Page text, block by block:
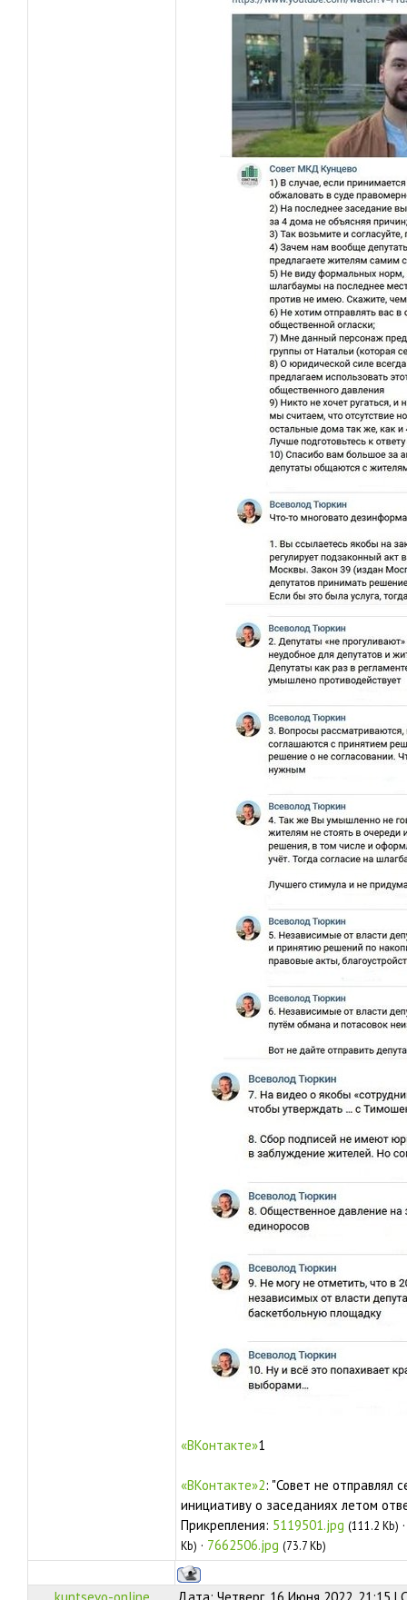
«ВКонтакте»1
«ВКонтакте»2: "Совет не отправлял
инициативу о заседаниях летом
Прикрепления: 5119501.jpg (111.2 Kb)
Kb) · 7662506.jpg (73.7 Kb)